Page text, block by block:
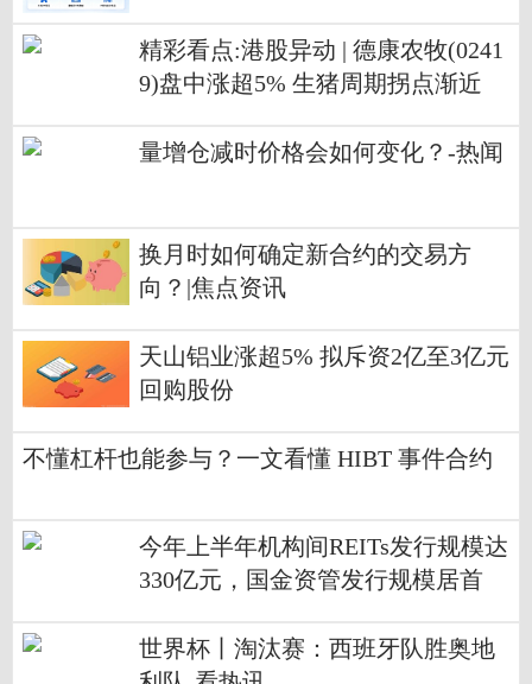
精彩看点:港股异动 | 德康农牧(0241
9)盘中涨超5% 生猪周期拐点渐近
量增仓减时价格会如何变化？-热闻
换月时如何确定新合约的交易方
向？|焦点资讯
天山铝业涨超5% 拟斥资2亿至3亿元
回购股份
不懂杠杆也能参与？一文看懂 HIBT 事件合约
今年上半年机构间REITs发行规模达
330亿元，国金资管发行规模居首
世界杯丨淘汰赛：西班牙队胜奥地